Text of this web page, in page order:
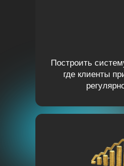
Построить
где клиенты